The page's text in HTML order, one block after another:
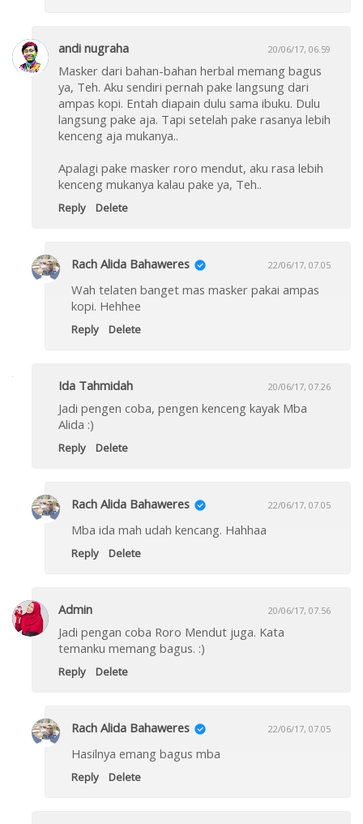
andi nugraha 20/06/17, 06.59
Masker dari bahan-bahan herbal memang bagus
ya, Teh. Aku sendiri pernah pake langsung dari
ampas kopi. Entah diapain dulu sama ibuku. Dulu
langsung pake aja. Tapi setelah pake rasanya lebih
kenceng aja mukanya..
Apalagi pake masker roro mendut, aku rasa lebih
kenceng mukanya kalau pake ya, Teh..
Reply Delete
Rach Alida Bahaweres 22/06/17, 07.05
Wah telaten banget mas masker pakai ampas
kopi. Hehhee
Reply Delete
Ida Tahmidah 20/06/17, 07.26
Jadi pengen coba, pengen kenceng kayak Mba
Alida :)
Reply Delete
Rach Alida Bahaweres 22/06/17, 07.05
Mba ida mah udah kencang. Hahhaa
Reply Delete
Admin 20/06/17, 07.56
Jadi pengan coba Roro Mendut juga. Kata
temanku memang bagus. :)
Reply Delete
Rach Alida Bahaweres 22/06/17, 07.05
Hasilnya emang bagus mba
Reply Delete